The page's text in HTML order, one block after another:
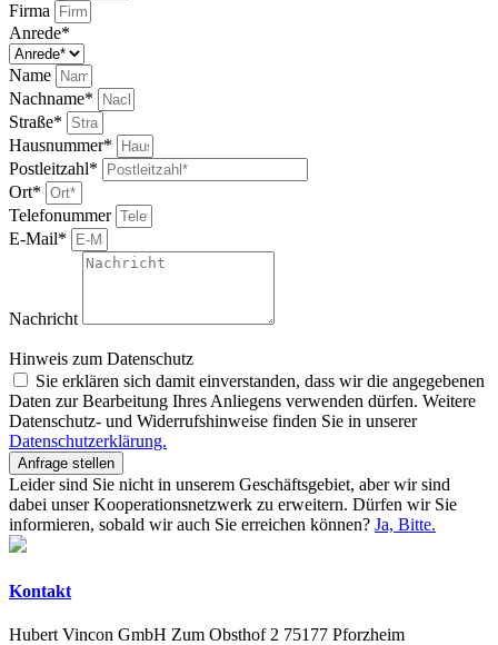
Firma
Anrede*
Name
Nachname*
Straße*
Hausnummer*
Postleitzahl*
Ort*
Telefonummer
E-Mail*
Nachricht
Hinweis zum Datenschutz
Sie erklären sich damit einverstanden, dass wir die angegebenen
Daten zur Bearbeitung Ihres Anliegens verwenden dürfen. Weitere
Datenschutz- und Widerrufshinweise finden Sie in unserer
Datenschutzerklärung.
Anfrage stellen
Leider sind Sie nicht in unserem Geschäftsgebiet, aber wir sind
dabei unser Kooperationsnetzwerk zu erweitern. Dürfen wir Sie
informieren, sobald wir auch Sie erreichen können? Ja, Bitte.
Kontakt
Hubert Vincon GmbH Zum Obsthof 2 75177 Pforzheim